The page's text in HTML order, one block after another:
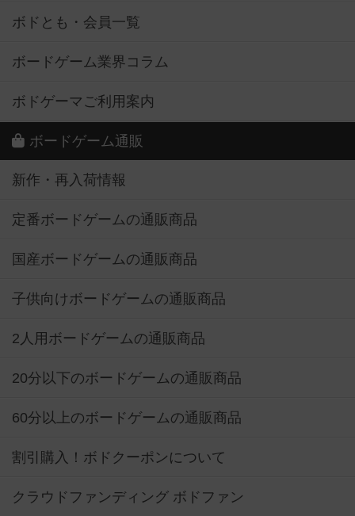
ボドとも・会員一覧
ボードゲーム業界コラム
ボドゲーマご利用案内
ボードゲーム通販
新作・再入荷情報
定番ボードゲームの通販商品
国産ボードゲームの通販商品
子供向けボードゲームの通販商品
2人用ボードゲームの通販商品
20分以下のボードゲームの通販商品
60分以上のボードゲームの通販商品
割引購入！ボドクーポンについて
クラウドファンディング ボドファン